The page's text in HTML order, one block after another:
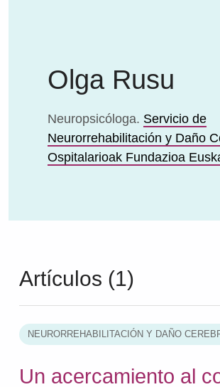
Olga Rusu
Neuropsicóloga. Servicio de
Neurorrehabilitación y Daño
Ospitalarioak Fundazioa
Artículos (1)
NEURORREHABILITACIÓN Y DAÑO
Un acercamiento al